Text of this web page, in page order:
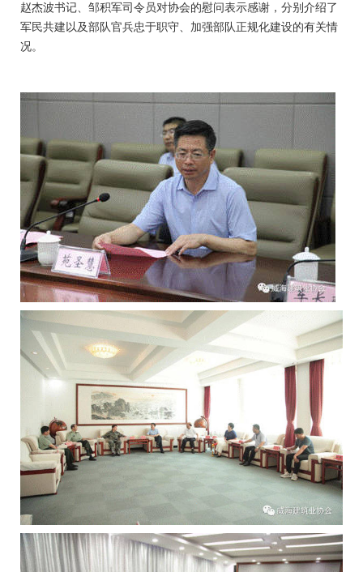
赵杰波书记、邹积军司令员对协会的慰问表示感谢，分别介绍了
军民共建以及部队官兵忠于职守、加强部队正规化建设的有关情
况。